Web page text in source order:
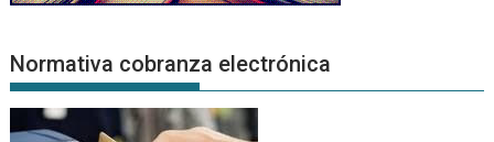
Normativa cobranza electrónica